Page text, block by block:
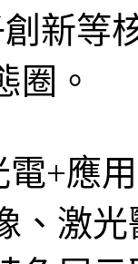
新等
圈。
+應
、激